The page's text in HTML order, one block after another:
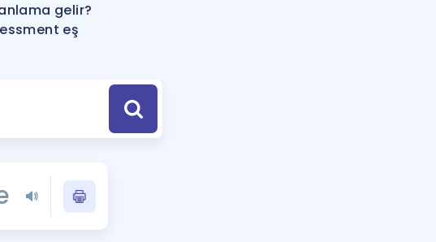
ve YÖKDİL'e Hazırlananlar için Öneriler
ve Kitaplara Özel Fırsatlar
- YÖKDİL Tüm Sınavlarla İlgili Haberler
Gramer
Gramer ve Konu Anlatımı
gelir?
eş